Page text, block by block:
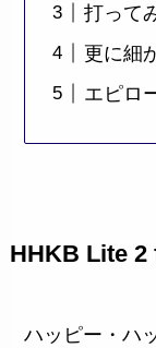
打って
更に細
エピロ
HHKB Lite 2
ハッピー・ハ